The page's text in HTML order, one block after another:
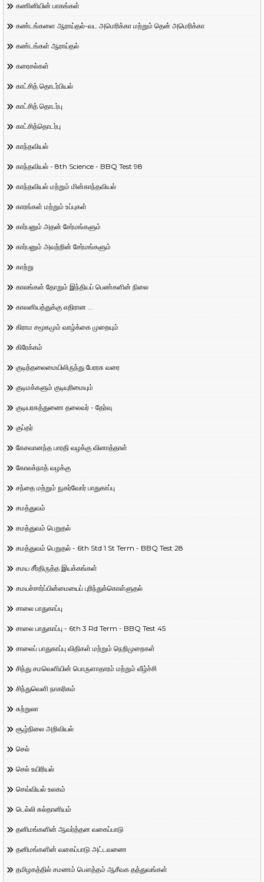
கணினியின் பாகங்கள்
கண்டங்களை ஆராய்தல்-வட அமெரிக்கா மற்றும் தென் அமெரிக்கா
கண்டங்கள் ஆராய்தல்
கரைசல்கள்
காட்சித் தொடர்பியல்
காட்சித் தொடர்பு
காட்சித்தொடர்பு
காந்தவியல்
காந்தவியல் - 8th Science - BBQ Test 98
காந்தவியல் மற்றும் மின்காந்தவியல்
காரங்கள் மற்றும் உப்புகள்
கார்பனும் அதன் சேர்மங்களும்
கார்பனும் அவற்றின் சேர்மங்களும்
காற்று
காலங்கள் தோறும் இந்தியப் பெண்களின் நிலை
காலனியத்துக்கு எதிரான ...
கிராம சமூகமும் வாழ்க்கை முறையும்
கிரேக்கம்
குடித்தலைமையிலிருந்து பேரரசு வரை
குடிமக்களும் குடியுரிமையும்
குடியரசுத்துணை தலைவர் - தேர்வு
குப்தர்
கேசவானந்த பாரதி வழக்கு வினாத்தாள்
கோலக்நாத் வழக்கு
சந்தை மற்றும் நுகர்வோர் பாதுகாப்பு
சமத்துவம்
சமத்துவம் பெறுதல்
சமத்துவம் பெறுதல் - 6th Std 1 St Term - BBQ Test 28
சமய சீர்திருத்த இயக்கங்கள்
சமயச்சார்ப்பின்மையைப் புரிந்துக்கொள்ளுதல்
சாலை பாதுகாப்பு
சாலை பாதுகாப்பு - 6th 3 Rd Term - BBQ Test 45
சாலைப் பாதுகாப்பு விதிகள் மற்றும் நெறிமுறைகள்
சிந்து சமவெளியின் பொருளாதாரம் மற்றும் வீழ்ச்சி
சிந்துவெளி நாகரிகம்
சுற்றுலா
சூழ்நிலை அறிவியல்
செல்
செல் உயிரியல்
செவ்வியல் உலகம்
டெல்லி சுல்தானியம்
தனிமங்களின் ஆவர்த்தன வகைப்பாடு
தனிமங்களின் வகைப்பாடு அட்டவணை
தமிழகத்தில் சமணம் பௌத்தம் ஆசீவக தத்துவங்கள்